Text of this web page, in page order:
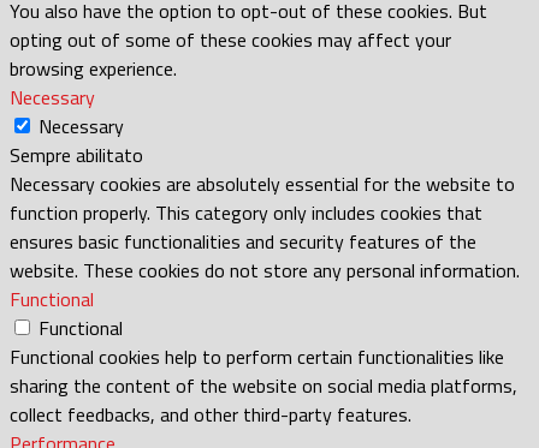
You also have the option to opt-out of these cookies. But
opting out of some of these cookies may affect your
browsing experience.
Necessary
Necessary
Sempre abilitato
Necessary cookies are absolutely essential for the website to
function properly. This category only includes cookies that
ensures basic functionalities and security features of the
website. These cookies do not store any personal information.
Functional
Functional
Functional cookies help to perform certain functionalities like
sharing the content of the website on social media platforms,
collect feedbacks, and other third-party features.